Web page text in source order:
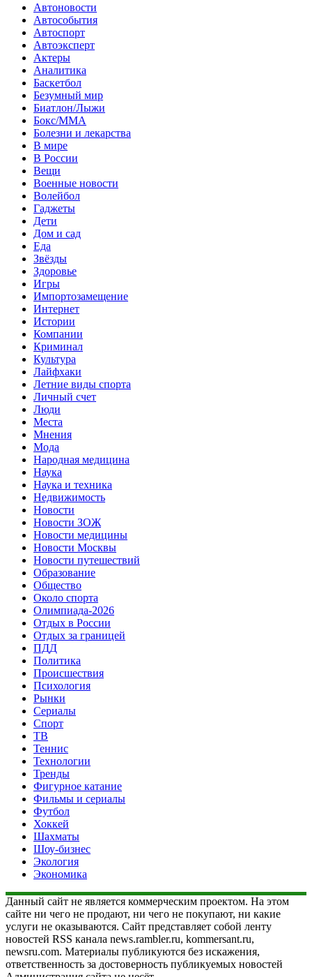
Автоновости
Автособытия
Автоспорт
Автоэксперт
Актеры
Аналитика
Баскетбол
Безумный мир
Биатлон/Лыжи
Бокс/MMA
Болезни и лекарства
В мире
В России
Вещи
Военные новости
Волейбол
Гаджеты
Дети
Дом и сад
Еда
Звёзды
Здоровье
Игры
Импортозамещение
Интернет
Истории
Компании
Криминал
Культура
Лайфхаки
Летние виды спорта
Личный счет
Люди
Места
Мнения
Мода
Народная медицина
Наука
Наука и техника
Недвижимость
Новости
Новости ЗОЖ
Новости медицины
Новости Москвы
Новости путешествий
Образование
Общество
Около спорта
Олимпиада-2026
Отдых в России
Отдых за границей
ПДД
Политика
Происшествия
Психология
Рынки
Сериалы
Спорт
ТВ
Теннис
Технологии
Тренды
Фигурное катание
Фильмы и сериалы
Футбол
Хоккей
Шахматы
Шоу-бизнес
Экология
Экономика
Данный сайт не является коммерческим проектом. На этом
сайте ни чего не продают, ни чего не покупают, ни какие
услуги не оказываются. Сайт представляет собой ленту
новостей RSS канала news.rambler.ru, kommersant.ru,
newsru.com. Материалы публикуются без искажения,
ответственность за достоверность публикуемых новостей